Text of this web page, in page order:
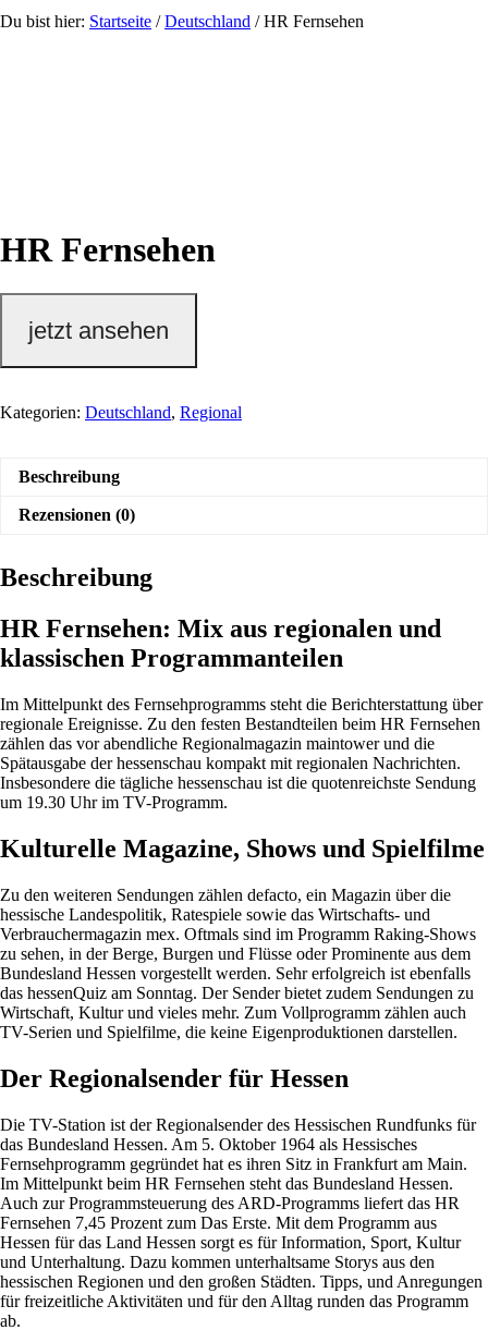
Du bist hier: Startseite / Deutschland /HR Fernsehen
HR Fernsehen
jetzt ansehen
Kategorien: Deutschland, Regional
Beschreibung
Rezensionen (0)
Beschreibung
HR Fernsehen: Mix aus regionalen und
klassischen Programmanteilen
Im Mittelpunkt des Fernsehprogramms steht die Berichterstattung über
regionale Ereignisse. Zu den festen Bestandteilen beim HR Fernsehen
zählen das vor abendliche Regionalmagazin maintower und die
Spätausgabe der hessenschau kompakt mit regionalen Nachrichten.
Insbesondere die tägliche hessenschau ist die quotenreichste Sendung
um 19.30 Uhr im TV-Programm.
Kulturelle Magazine, Shows und Spielfilme
Zu den weiteren Sendungen zählen defacto, ein Magazin über die
hessische Landespolitik, Ratespiele sowie das Wirtschafts- und
Verbrauchermagazin mex. Oftmals sind im Programm Raking-Shows
zu sehen, in der Berge, Burgen und Flüsse oder Prominente aus dem
Bundesland Hessen vorgestellt werden. Sehr erfolgreich ist ebenfalls
das hessenQuiz am Sonntag. Der Sender bietet zudem Sendungen zu
Wirtschaft, Kultur und vieles mehr. Zum Vollprogramm zählen auch
TV-Serien und Spielfilme, die keine Eigenproduktionen darstellen.
Der Regionalsender für Hessen
Die TV-Station ist der Regionalsender des Hessischen Rundfunks für
das Bundesland Hessen. Am 5. Oktober 1964 als Hessisches
Fernsehprogramm gegründet hat es ihren Sitz in Frankfurt am Main.
Im Mittelpunkt beim HR Fernsehen steht das Bundesland Hessen.
Auch zur Programmsteuerung des ARD-Programms liefert das HR
Fernsehen 7,45 Prozent zum Das Erste. Mit dem Programm aus
Hessen für das Land Hessen sorgt es für Information, Sport, Kultur
und Unterhaltung. Dazu kommen unterhaltsame Storys aus den
hessischen Regionen und den großen Städten. Tipps, und Anregungen
für freizeitliche Aktivitäten und für den Alltag runden das Programm
ab.